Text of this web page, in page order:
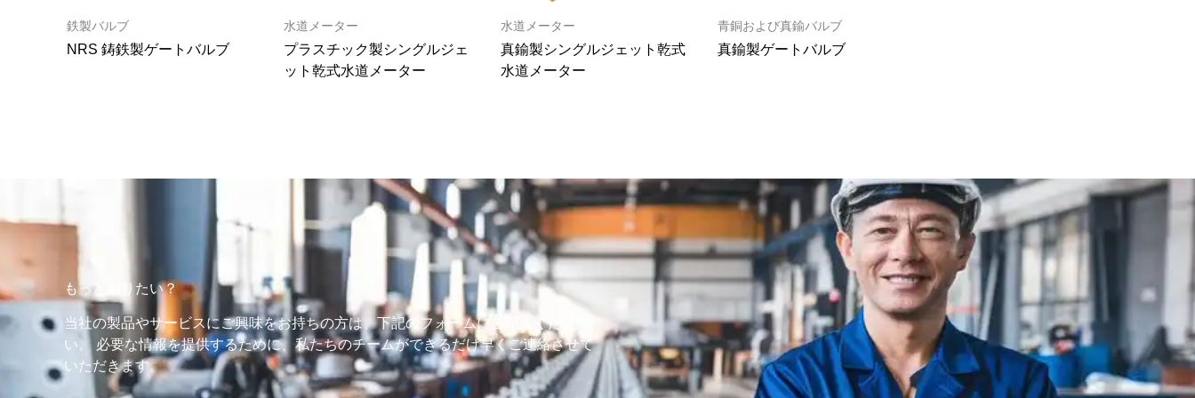
鉄製バルブ
NRS 鋳鉄製ゲートバルブ
水道メーター
プラスチック製シングルジェ
ット乾式水道メーター
水道メーター
真鍮製シングルジェット乾式
水道メーター
青銅および真鍮バルブ
真鍮製ゲートバルブ
もっと知りたい？
当社の製品やサービスにご興味をお持ちの方は、下記のフォームにご記入くださ
い。 必要な情報を提供するために、私たちのチームができるだけ早くご連絡させて
いただきます。